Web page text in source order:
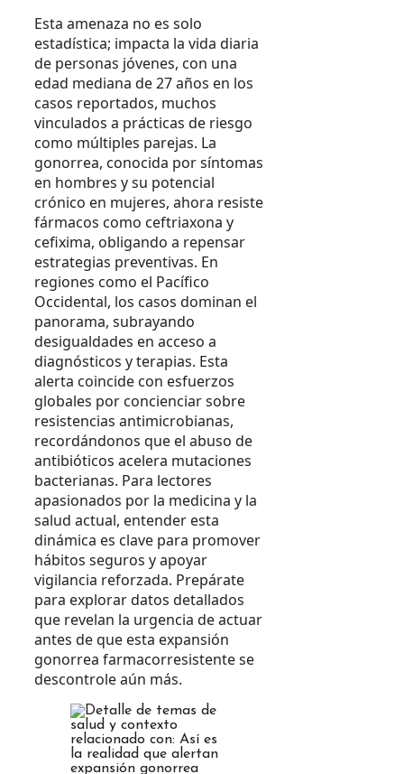
Esta amenaza no es solo
estadística; impacta la vida diaria
de personas jóvenes, con una
edad mediana de 27 años en los
casos reportados, muchos
vinculados a prácticas de riesgo
como múltiples parejas. La
gonorrea, conocida por síntomas
en hombres y su potencial
crónico en mujeres, ahora resiste
fármacos como ceftriaxona y
cefixima, obligando a repensar
estrategias preventivas. En
regiones como el Pacífico
Occidental, los casos dominan el
panorama, subrayando
desigualdades en acceso a
diagnósticos y terapias. Esta
alerta coincide con esfuerzos
globales por concienciar sobre
resistencias antimicrobianas,
recordándonos que el abuso de
antibióticos acelera mutaciones
bacterianas. Para lectores
apasionados por la medicina y la
salud actual, entender esta
dinámica es clave para promover
hábitos seguros y apoyar
vigilancia reforzada. Prepárate
para explorar datos detallados
que revelan la urgencia de actuar
antes de que esta expansión
gonorrea farmacorresistente se
descontrole aún más.